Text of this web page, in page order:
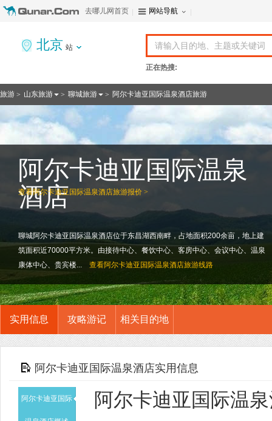
去哪儿网首页 网站导航
北京 站
正在热搜:
旅游 > 山东旅游 > 聊城旅游 > 阿尔卡迪亚国际温泉酒店旅游
查看阿尔卡迪亚国际温泉酒店旅游报价 >
阿尔卡迪亚国际温泉
酒店
聊城阿尔卡迪亚国际温泉酒店位于东昌湖西南畔，占地面积200余亩，地上建
筑面积近70000平方米。由接待中心、餐饮中心、客房中心、会议中心、温泉
康体中心、贵宾楼...
查看阿尔卡迪亚国际温泉酒店旅游线路
实用信息 攻略游记 相关目的地
阿尔卡迪亚国际温泉酒店实用信息
阿尔卡迪亚国际 阿尔卡迪亚国际温